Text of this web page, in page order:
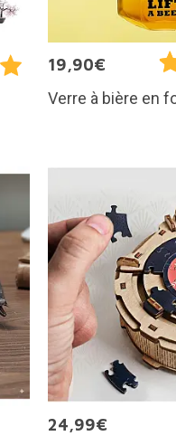
19,90€
Verre à bière en
24,99€